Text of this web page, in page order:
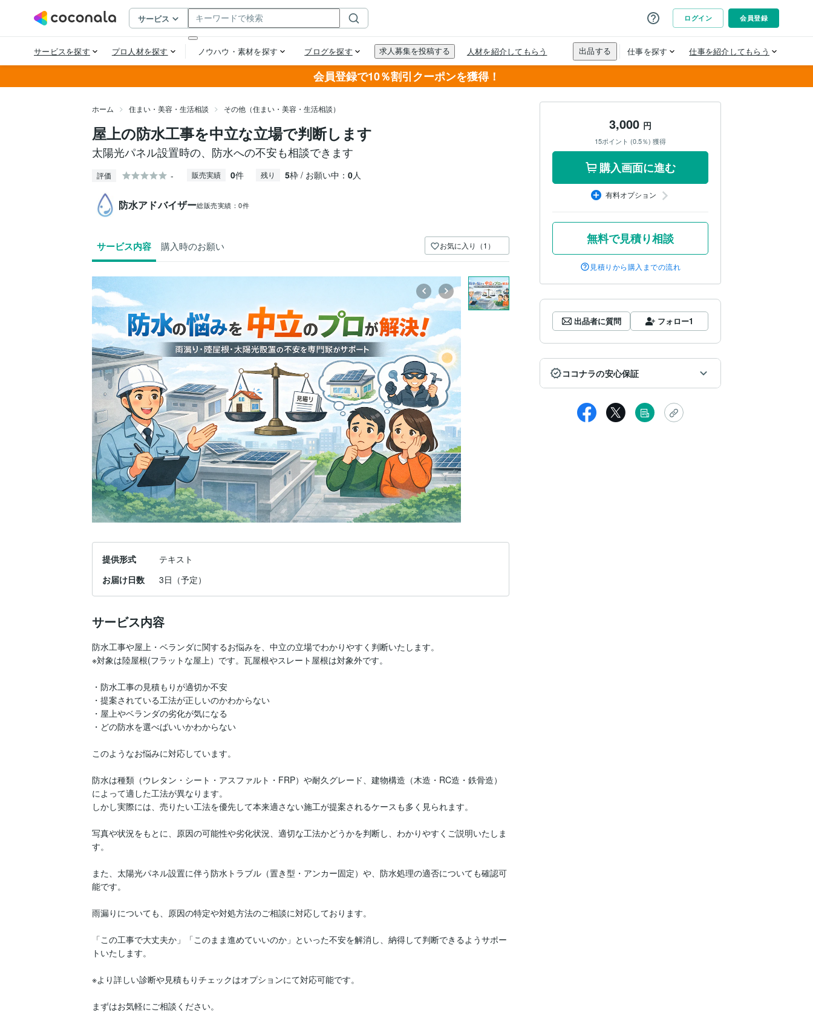
会員登録で10％割引クーポンを獲得！
ホーム 住まい・美容・生活相談 その他（住まい・美容・生活相談）
屋上の防水工事を中立な立場で判断します
太陽光パネル設置時の、防水への不安も相談できます
評価 - 販売実績 0件 残り 5枠 / お願い中： 0人
防水アドバイザー総販売実績：0件
サービス内容 購入時のお願い お気に入り（1）
提供形式
テキスト
お届け日数
3日（予定）
サービス内容
防水工事や屋上・ベランダに関するお悩みを、中立の立場でわかりやすく判断いたします。
※対象は陸屋根(フラットな屋上）です。瓦屋根やスレート屋根は対象外です。
・防水工事の見積もりが適切か不安
・提案されている工法が正しいのかわからない
・屋上やベランダの劣化が気になる
・どの防水を選べばいいかわからない
このようなお悩みに対応しています。
防水は種類（ウレタン・シート・アスファルト・FRP）や耐久グレード、建物構造（木造・RC造・鉄骨造）
によって適した工法が異なります。
しかし実際には、売りたい工法を優先して本来適さない施工が提案されるケースも多く見られます。
写真や状況をもとに、原因の可能性や劣化状況、適切な工法かどうかを判断し、わかりやすくご説明いたしま
す。
また、太陽光パネル設置に伴う防水トラブル（置き型・アンカー固定）や、防水処理の適否についても確認可
能です。
雨漏りについても、原因の特定や対処方法のご相談に対応しております。
「この工事で大丈夫か」「このまま進めていいのか」といった不安を解消し、納得して判断できるようサポー
トいたします。
※より詳しい診断や見積もりチェックはオプションにて対応可能です。
まずはお気軽にご相談ください。
3,000 円
15ポイント (0.5％) 獲得
購入画面に進む
有料オプション
無料で見積り相談
見積りから購入までの流れ
出品者に質問 フォロー1
ココナラの安心保証